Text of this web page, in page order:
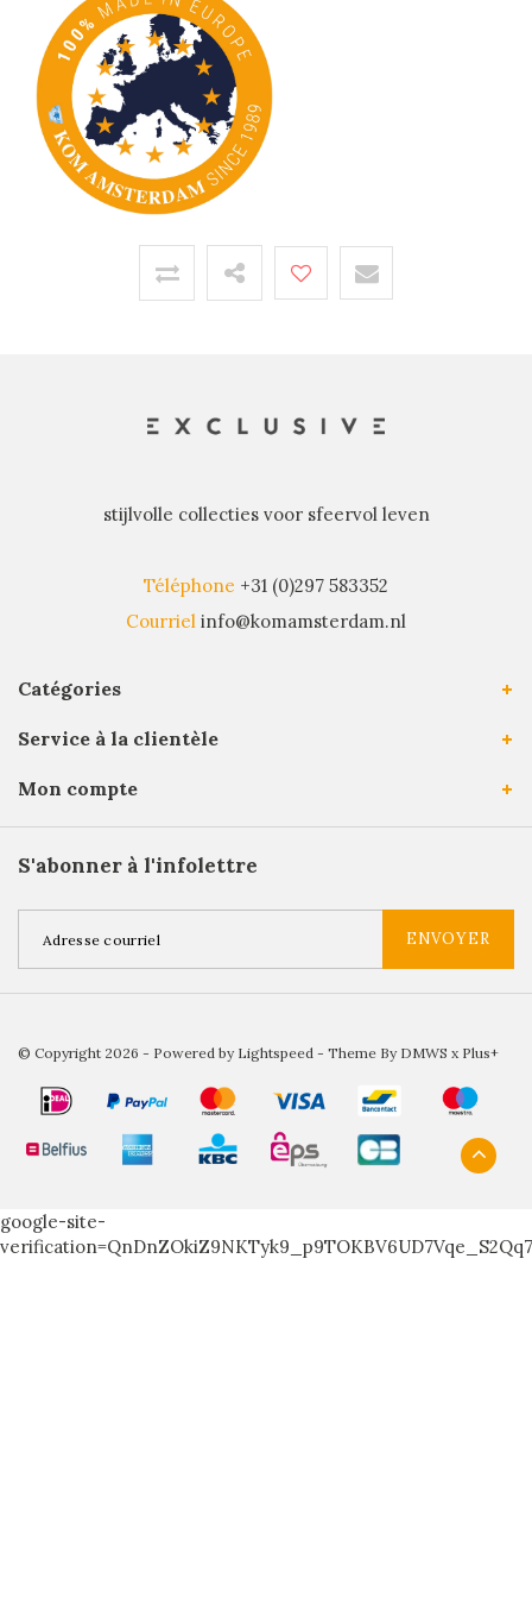
stijlvolle collecties voor sfeervol leven
Téléphone +31 (0)297 583352
Courriel info@komamsterdam.nl
Catégories
Service à la clientèle
Mon compte
S'abonner à l'infolettre
ENVOYER
© Copyright 2026 - Powered by Lightspeed - Theme By DMWS x Plus+
google-site-